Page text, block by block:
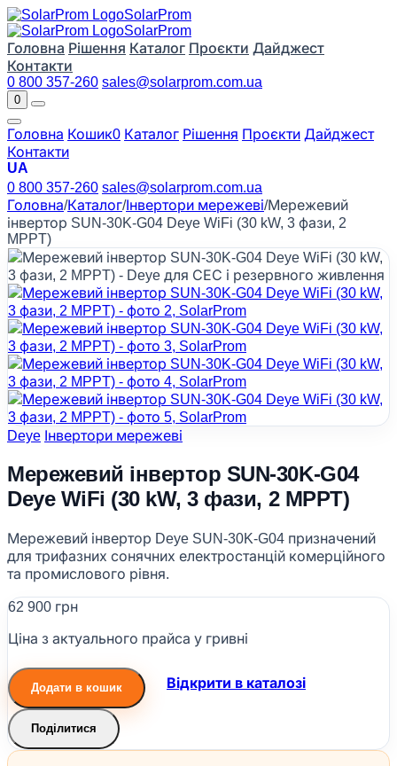
SolarProm
SolarProm
Головна Рішення Каталог Проєкти Дайджест
Контакти
0 800 357-260 sales@solarprom.com.ua
0
Головна Кошик0 Каталог Рішення Проєкти Дайджест
Контакти
UA
0 800 357-260 sales@solarprom.com.ua
Головна/Каталог/Інвертори мережеві/Мережевий
інвертор SUN-30K-G04 Deye WiFi (30 kW, 3 фази, 2
MPPT)
Deye Інвертори мережеві
Мережевий інвертор SUN-30K-G04
Deye WiFi (30 kW, 3 фази, 2 MPPT)
Мережевий інвертор Deye SUN-30K-G04 призначений
для трифазних сонячних електростанцій комерційного
та промислового рівня.
62 900 грн
Ціна з актуального прайса у гривні
Додати в кошик Відкрити в каталозі
Поділитися